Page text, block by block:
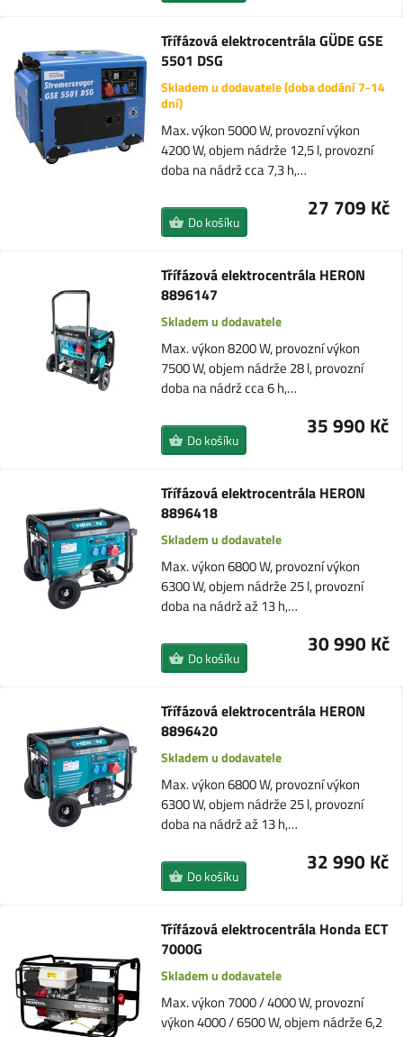
Třífázová elektrocentrála GÜDE GSE
5501 DSG
Skladem u dodavatele (doba dodání 7-14
dní)
Max. výkon 5000 W, provozní výkon
4200 W, objem nádrže 12,5 l, provozní
doba na nádrž cca 7,3 h,…
27 709 Kč
Do košíku
Třífázová elektrocentrála HERON
8896147
Skladem u dodavatele
Max. výkon 8200 W, provozní výkon
7500 W, objem nádrže 28 l, provozní
doba na nádrž cca 6 h,…
35 990 Kč
Do košíku
Třífázová elektrocentrála HERON
8896418
Skladem u dodavatele
Max. výkon 6800 W, provozní výkon
6300 W, objem nádrže 25 l, provozní
doba na nádrž až 13 h,…
30 990 Kč
Do košíku
Třífázová elektrocentrála HERON
8896420
Skladem u dodavatele
Max. výkon 6800 W, provozní výkon
6300 W, objem nádrže 25 l, provozní
doba na nádrž až 13 h,…
32 990 Kč
Do košíku
Třífázová elektrocentrála Honda ECT
7000G
Skladem u dodavatele
Max. výkon 7000 / 4000 W, provozní
výkon 4000 / 6500 W, objem nádrže 6,2